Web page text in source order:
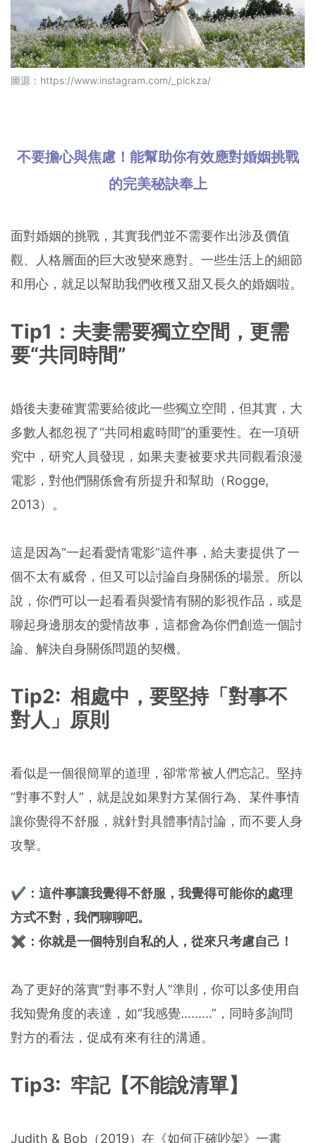
圖源： https://www.instagram.com/_pickza/
不要擔心與焦慮！能幫助你有效應對婚姻挑戰
的完美秘訣奉上
面對婚姻的挑戰，其實我們並不需要作出涉及價值
觀、人格層面的巨大改變來應對。一些生活上的細節
和用心，就足以幫助我們收穫又甜又長久的婚姻啦。
Tip1：夫妻需要獨立空間，更需
要“共同時間”
婚後夫妻確實需要給彼此一些獨立空間，但其實，大
多數人都忽視了“共同相處時間”的重要性。在一項研
究中，研究人員發現，如果夫妻被要求共同觀看浪漫
電影，對他們關係會有所提升和幫助（Rogge,
2013）。
這是因為“一起看愛情電影”這件事，給夫妻提供了一
個不太有威脅，但又可以討論自身關係的場景。所以
說，你們可以一起看看與愛情有關的影視作品，或是
聊起身邊朋友的愛情故事，這都會為你們創造一個討
論、解決自身關係問題的契機。
Tip2: 相處中，要堅持「對事不
對人」原則
看似是一個很簡單的道理，卻常常被人們忘記。堅持
“對事不對人”，就是說如果對方某個行為、某件事情
讓你覺得不舒服，就針對具體事情討論，而不要人身
攻擊。
✔：這件事讓我覺得不舒服，我覺得可能你的處理
方式不對，我們聊聊吧。
✖：你就是一個特別自私的人，從來只考慮自己！
為了更好的落實“對事不對人”準則，你可以多使用自
我知覺角度的表達，如“我感覺.........”，同時多詢問
對方的看法，促成有來有往的溝通。
Tip3: 牢記【不能說清單】
Judith & Bob（2019）在《如何正確吵架》一書